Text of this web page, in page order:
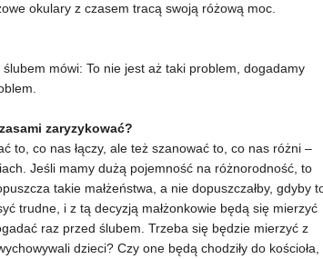
okulary z czasem tracą swoją różową moc.
mówi: To nie jest aż taki problem, dogadamy
zaryzykować?
to, co nas łączy, ale też szanować to, co nas różni –
Jeśli mamy dużą pojemność na różnorodność, to
takie małżeństwa, a nie dopuszczałby, gdyby
trudne, i z tą decyzją małżonkowie będą się mierzyć
raz przed ślubem. Trzeba się będzie mierzyć z
dzieci? Czy one będą chodziły do kościoła,